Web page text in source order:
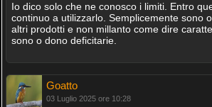
Io dico solo che ne conosco i limiti. Entro
continuo a utilizzarlo. Semplicemente sono
altri prodotti e non millanto come dire
sono o dono deficitarie.
Goatto
03 Luglio 2025 ore 10:28